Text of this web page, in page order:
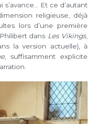
Et ce d’autant
religieuse, déjà
lors d’une première
dans Les Vikings,
la version actuelle), à
, suffisamment explicite